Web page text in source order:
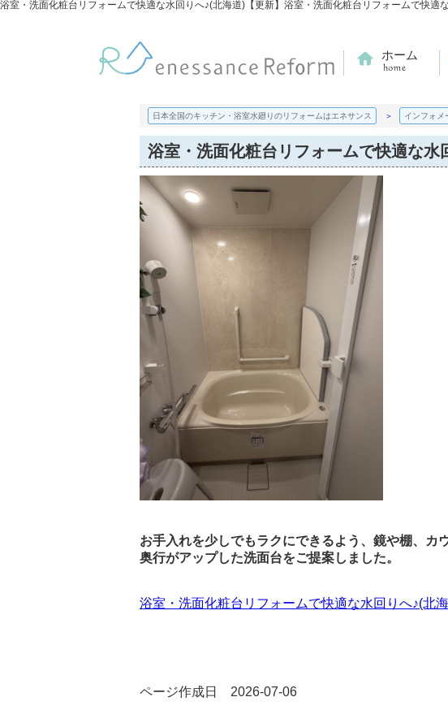
ホーム
日本全国のキッチン・浴室水廻りのリフォームはエネサンス インフォメ
浴室・洗面化粧台リフォームで快適な水
お手入れを少しでもラクにできるよう、鏡や棚、カ
奥行がアップした洗面台をご提案しました。
浴室・洗面化粧台リフォームで快適な水回りへ♪(北
ページ作成日 2026-07-06